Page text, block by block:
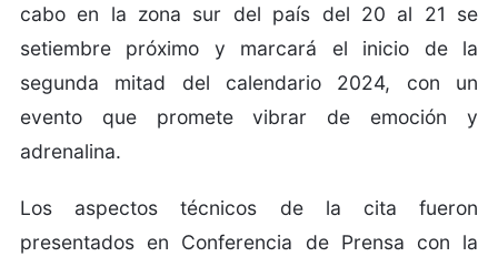
cabo en la zona sur del país del 20 al 21 se
setiembre próximo y marcará el inicio de la
segunda mitad del calendario 2024, con un
evento que promete vibrar de emoción y
adrenalina.
Los aspectos técnicos de la cita fueron
presentados en Conferencia de Prensa con la